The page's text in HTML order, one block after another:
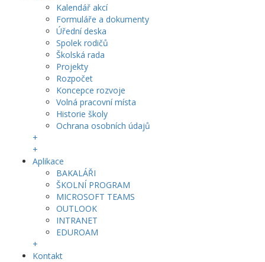
Kalendář akcí
Formuláře a dokumenty
Úřední deska
Spolek rodičů
Školská rada
Projekty
Rozpočet
Koncepce rozvoje
Volná pracovní místa
Historie školy
Ochrana osobních údajů
+
+
Aplikace
BAKALÁŘI
ŠKOLNÍ PROGRAM
MICROSOFT TEAMS
OUTLOOK
INTRANET
EDUROAM
+
Kontakt